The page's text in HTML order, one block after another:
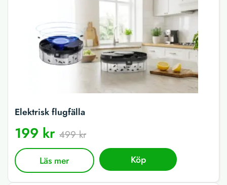
Elektrisk flugfälla
199 kr 499 kr
Läs mer Köp